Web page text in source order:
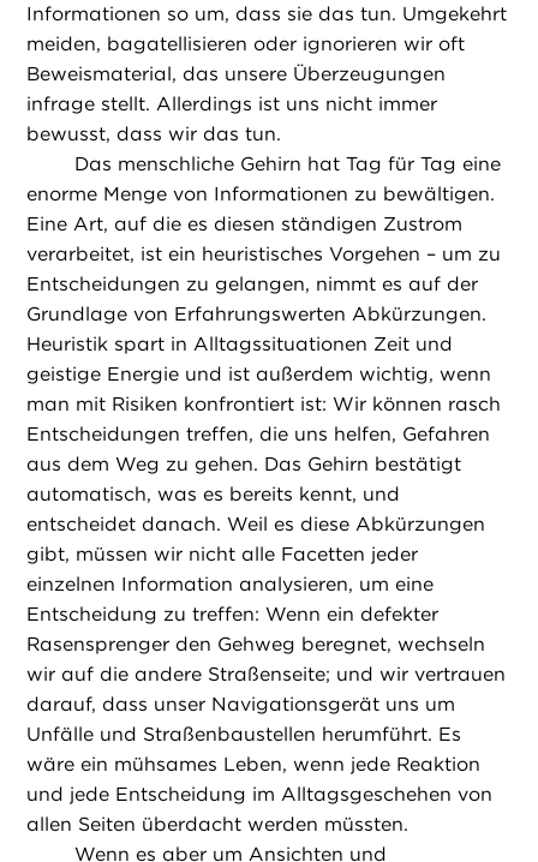
Informationen so um, dass sie das tun. Umgekehrt
meiden, bagatellisieren oder ignorieren wir oft
Beweismaterial, das unsere Überzeugungen
infrage stellt. Allerdings ist uns nicht immer
bewusst, dass wir das tun.
Das menschliche Gehirn hat Tag für Tag eine
enorme Menge von Informationen zu bewältigen.
Eine Art, auf die es diesen ständigen Zustrom
verarbeitet, ist ein heuristisches Vorgehen – um zu
Entscheidungen zu gelangen, nimmt es auf der
Grundlage von Erfahrungswerten Abkürzungen.
Heuristik spart in Alltagssituationen Zeit und
geistige Energie und ist außerdem wichtig, wenn
man mit Risiken konfrontiert ist: Wir können rasch
Entscheidungen treffen, die uns helfen, Gefahren
aus dem Weg zu gehen. Das Gehirn bestätigt
automatisch, was es bereits kennt, und
entscheidet danach. Weil es diese Abkürzungen
gibt, müssen wir nicht alle Facetten jeder
einzelnen Information analysieren, um eine
Entscheidung zu treffen: Wenn ein defekter
Rasensprenger den Gehweg beregnet, wechseln
wir auf die andere Straßenseite; und wir vertrauen
darauf, dass unser Navigationsgerät uns um
Unfälle und Straßenbaustellen herumführt. Es
wäre ein mühsames Leben, wenn jede Reaktion
und jede Entscheidung im Alltagsgeschehen von
allen Seiten überdacht werden müssten.
Wenn es aber um Ansichten und